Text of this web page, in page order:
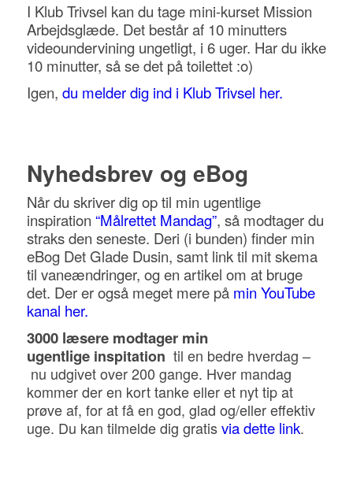
I Klub Trivsel kan du tage mini-kurset Mission
Arbejdsglæde. Det består af 10 minutters
videoundervining ungetligt, i 6 uger. Har du ikke
10 minutter, så se det på toilettet :o)
Igen, du melder dig ind i Klub Trivsel her.
Nyhedsbrev og eBog
Når du skriver dig op til min ugentlige
inspiration “Målrettet Mandag”, så modtager du
straks den seneste. Deri (i bunden) finder min
eBog Det Glade Dusin, samt link til mit skema
til vaneændringer, og en artikel om at bruge
det. Der er også meget mere påmin YouTube
kanal her.
3000 læsere modtagermin
ugentlige inspitation til en bedre hverdag –
nu udgivet over 200 gange. Hver mandag
kommer der en kort tanke eller et nyt tip at
prøve af, for at få en god, glad og/eller effektiv
uge. Du kan tilmelde dig gratisvia dette link.